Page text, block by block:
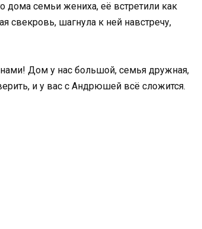
дома семьи жениха, её встретили как
свекровь, шагнула к ней навстречу,
нами! Дом у нас большой, семья дружная,
и у вас с Андрюшей всё сложится.